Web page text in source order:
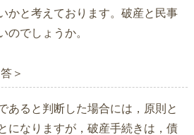
かと考えております。破産と民事
のでしょうか。
＞
ると判断した場合には，原則と
になりますが，破産手続きは，債